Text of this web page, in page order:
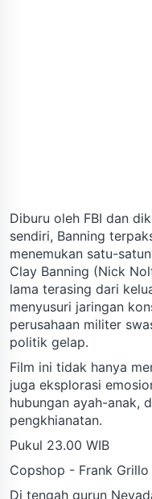
Diburu oleh FBI dan
sendiri, Banning
menemukan satu-
Clay Banning (Nick
lama terasing dari
menyusuri jaringan
perusahaan militer
politik gelap.
Film ini tidak hanya
juga eksplorasi
hubungan ayah-anak,
pengkhianatan.
Pukul 23.00 WIB
Copshop - Frank Grillo
Di tengah gurun